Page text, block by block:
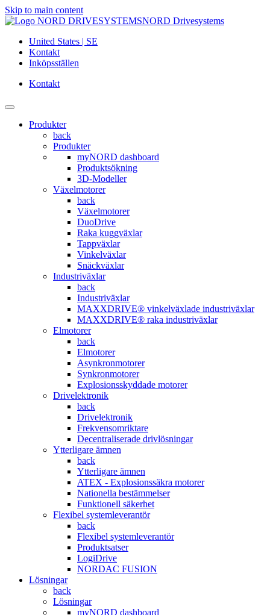
Skip to main content
NORD Drivesystems
United States | SE
Kontakt
Inköpsställen
Kontakt
Produkter
back
Produkter
myNORD dashboard
Produktsökning
3D-Modeller
Växelmotorer
back
Växelmotorer
DuoDrive
Raka kuggväxlar
Tappväxlar
Vinkelväxlar
Snäckväxlar
Industriväxlar
back
Industriväxlar
MAXXDRIVE® vinkelväxlade industriväxlar
MAXXDRIVE® raka industriväxlar
Elmotorer
back
Elmotorer
Asynkronmotorer
Synkronmotorer
Explosionsskyddade motorer
Drivelektronik
back
Drivelektronik
Frekvensomriktare
Decentraliserade drivlösningar
Ytterligare ämnen
back
Ytterligare ämnen
ATEX - Explosionssäkra motorer
Nationella bestämmelser
Funktionell säkerhet
Flexibel systemleverantör
back
Flexibel systemleverantör
Produktsatser
LogiDrive
NORDAC FUSION
Lösningar
back
Lösningar
myNORD dashboard